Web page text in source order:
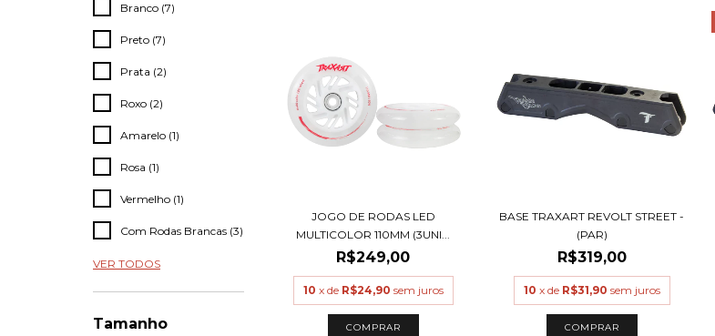
Branco (7)
Preto (7)
Prata (2)
Roxo (2)
Amarelo (1)
Rosa (1)
Vermelho (1)
Com Rodas Brancas (3)
VER TODOS
Tamanho
JOGO DE RODAS LED
MULTICOLOR 110MM (3UNI...
R$249,00
10 x de R$24,90 sem juros
BASE TRAXART REVOLT STREET -
(PAR)
R$319,00
10 x de R$31,90 sem juros